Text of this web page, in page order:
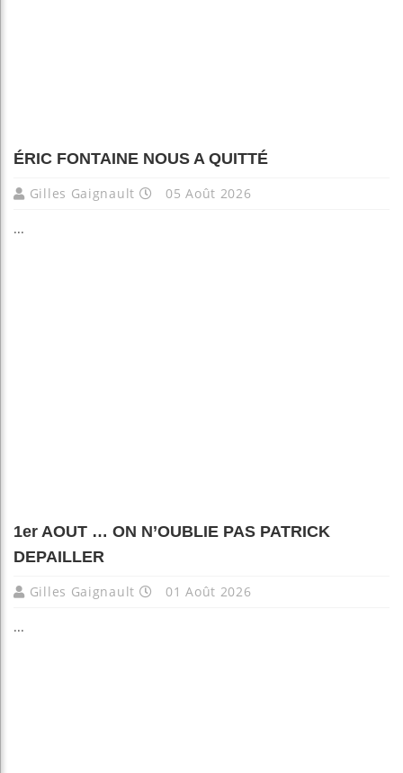
ÉRIC FONTAINE NOUS A QUITTÉ
Gilles Gaignault 05 Août 2026
...
1er AOUT … ON N’OUBLIE PAS PATRICK
DEPAILLER
Gilles Gaignault 01 Août 2026
...